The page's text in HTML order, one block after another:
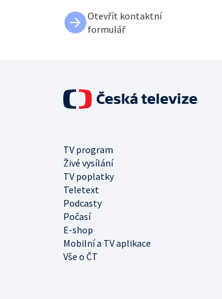
Otevřít kontaktní
formulář
TV program
Živé vysílání
TV poplatky
Teletext
Podcasty
Počasí
E-shop
Mobilní a TV aplikace
Vše o ČT